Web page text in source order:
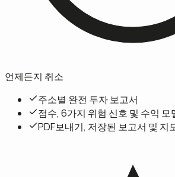
언제든지 취소
주소별 완전 투자 보고서
점수, 6가지 위험 신호 및 수익 모
PDF보내기, 저장된 보고서 및 지